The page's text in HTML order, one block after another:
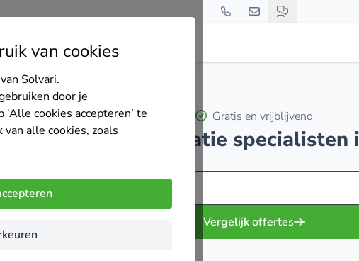
van cookies
Solvari.
door je
cookies accepteren’ te
alle cookies, zoals
Beverwijk
Gratis en vrijblijvend
Top 20 vloerisolatie
Vergelijk offertes